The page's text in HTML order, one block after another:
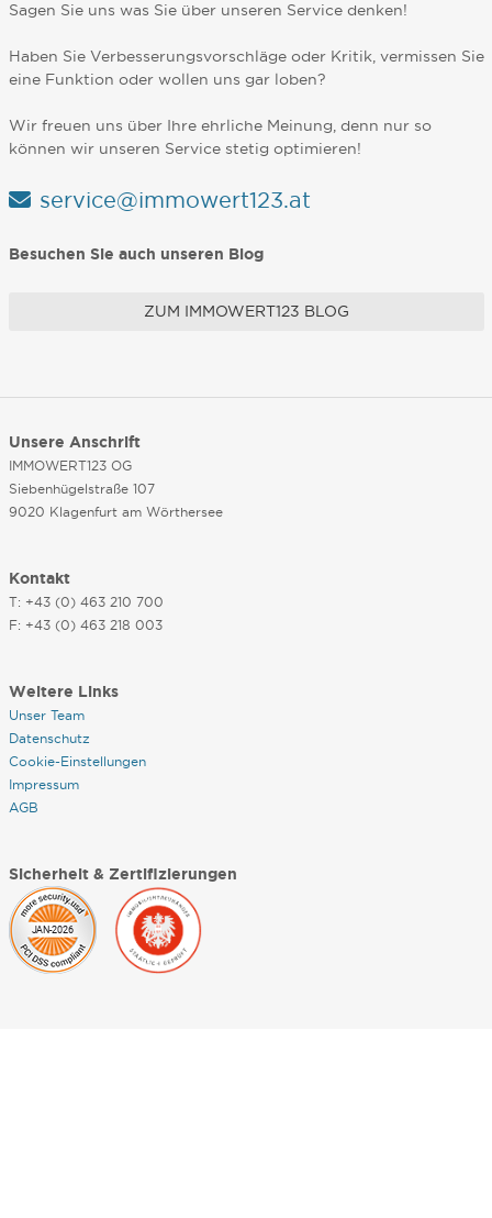
Sagen Sie uns was Sie über unseren Service denken!
Haben Sie Verbesserungsvorschläge oder Kritik, vermissen Sie
eine Funktion oder wollen uns gar loben?
Wir freuen uns über Ihre ehrliche Meinung, denn nur so
können wir unseren Service stetig optimieren!
service@immowert123.at
Besuchen Sie auch unseren Blog
ZUM IMMOWERT123 BLOG
Unsere Anschrift
IMMOWERT123 OG
Siebenhügelstraße 107
9020 Klagenfurt am Wörthersee
Kontakt
T: +43 (0) 463 210 700
F: +43 (0) 463 218 003
Weitere Links
Unser Team
Datenschutz
Cookie-Einstellungen
Impressum
AGB
Sicherheit & Zertifizierungen